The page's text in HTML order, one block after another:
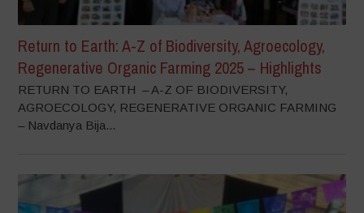
Return to Earth: A-Z of Biodiversity, Agroecology,
Regenerative Organic Farming 2025 – Highlights
RETURN TO EARTH – A-Z OF BIODIVERSITY,
AGROECOLOGY, REGENERATIVE ORGANIC FARMING
– Navdanya Bija...